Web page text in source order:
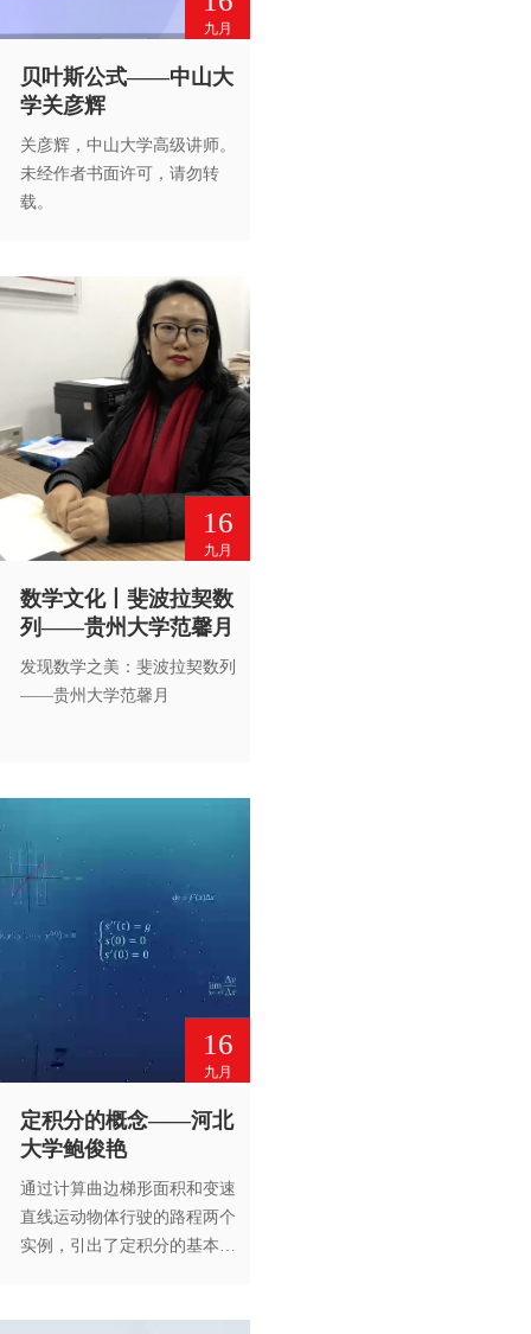
九月
贝叶斯公式——中山大
学关彦辉
关彦辉，中山大学高级讲师。
未经作者书面许可，请勿转
载。
16
九月
数学文化丨斐波拉契数
列——贵州大学范馨月
发现数学之美：斐波拉契数列
——贵州大学范馨月
16
九月
定积分的概念——河北
大学鲍俊艳
通过计算曲边梯形面积和变速
直线运动物体行驶的路程两个
实例，引出了定积分的基本概